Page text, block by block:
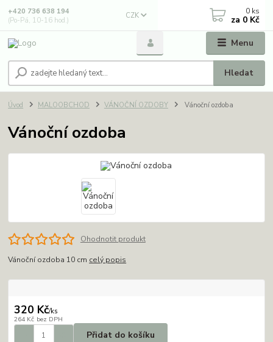
Menu
CZK
Hledat
+420 736 638 194
(Po-Pá, 10-16 hod.)
0 ks
za 0 Kč
Úvod MALOOBCHOD VÁNOČNÍ OZDOBY Vánoční ozdoba
Vánoční ozdoba
Ohodnotit produkt
Vánoční ozdoba 10 cm celý popis
320 Kč/ks
264 Kč bez DPH
Přidat do košíku